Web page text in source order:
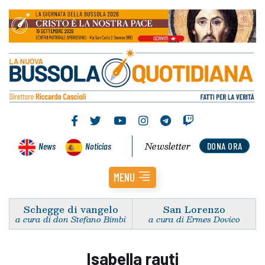
News Noticias DONA ORA
Newsletter
MENU
Schegge di vangelo
a cura di don Stefano Bimbi
San Lorenzo
a cura di Ermes Dovico
Isabella rauti